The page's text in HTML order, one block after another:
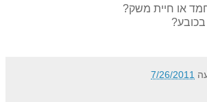
או חיית משק?
7/26/2011